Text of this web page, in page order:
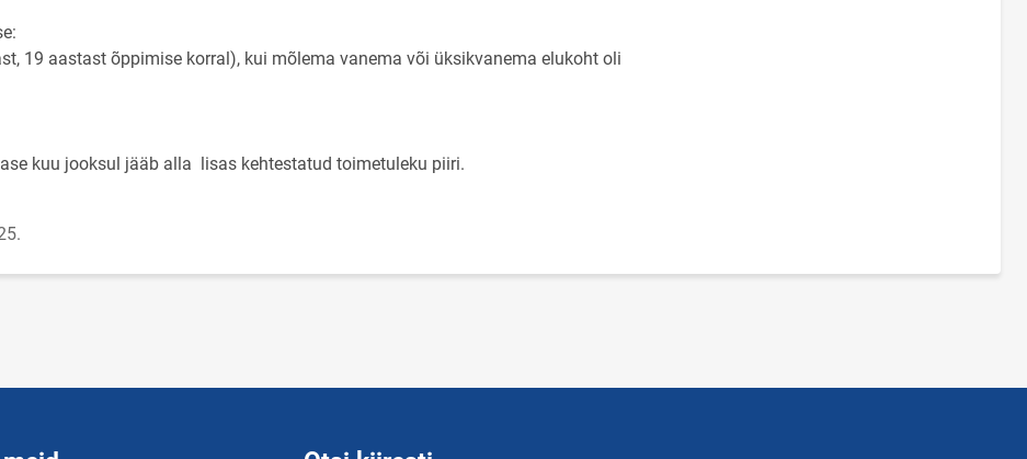
19 aastast õppimise korral), kui mõlema vanema või üksikvanema elukoht oli
kuu jooksul jääb alla lisas kehtestatud toimetuleku piiri.